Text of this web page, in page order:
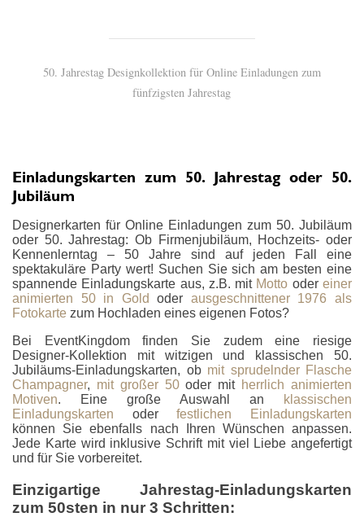
50. Jahrestag Designkollektion für Online Einladungen zum
fünfzigsten Jahrestag
Einladungskarten zum 50. Jahrestag oder 50.
Jubiläum
Designerkarten für Online Einladungen zum 50. Jubiläum
oder 50. Jahrestag: Ob Firmenjubiläum, Hochzeits- oder
Kennenlerntag – 50 Jahre sind auf jeden Fall eine
spektakuläre Party wert! Suchen Sie sich am besten eine
spannende Einladungskarte aus, z.B. mit Motto odereiner
animierten 50 in Gold
oder ausgeschnittener 1976 als
Fotokarte zum Hochladen eines eigenen Fotos?
Bei EventKingdom finden Sie zudem eine riesige
Designer-Kollektion mit witzigen und klassischen 50.
Jubiläums-Einladungskarten, ob mit sprudelnder Flasche
Champagner, mit großer 50oder mit herrlich animierten
Motiven. Eine große Auswahl an
klassischen
Einladungskarten oderfestlichen Einladungskarten
können Sie ebenfalls nach Ihren Wünschen anpassen.
Jede Karte wird inklusive Schrift mit viel Liebe angefertigt
und für Sie vorbereitet.
Einzigartige Jahrestag-Einladungskarten
zum 50sten in nur 3 Schritten: